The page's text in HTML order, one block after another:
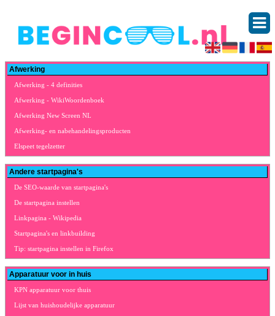
Afwerking
Afwerking - 4 definities
Afwerking - WikiWoordenboek
Afwerking New Screen NL
Afwerking- en nabehandelingsproducten
Elspeet tegelzetter
Andere startpagina's
De SEO-waarde van startpagina's
De startpagina instellen
Linkpagina - Wikipedia
Startpagina's en linkbuilding
Tip: startpagina instellen in Firefox
Apparatuur voor in huis
KPN apparatuur voor thuis
Lijst van huishoudelijke apparatuur